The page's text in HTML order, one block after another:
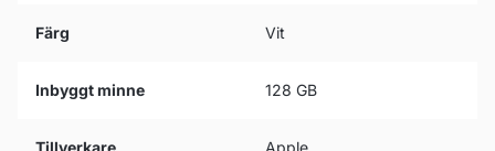
Färg Vit
Inbyggt minne 128 GB
Tillverkare Apple